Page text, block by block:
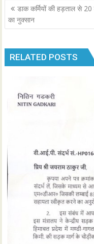
Post
navigation
डाक कर्मियों की हड़ताल से
का नुक्सान
RELATED POSTS